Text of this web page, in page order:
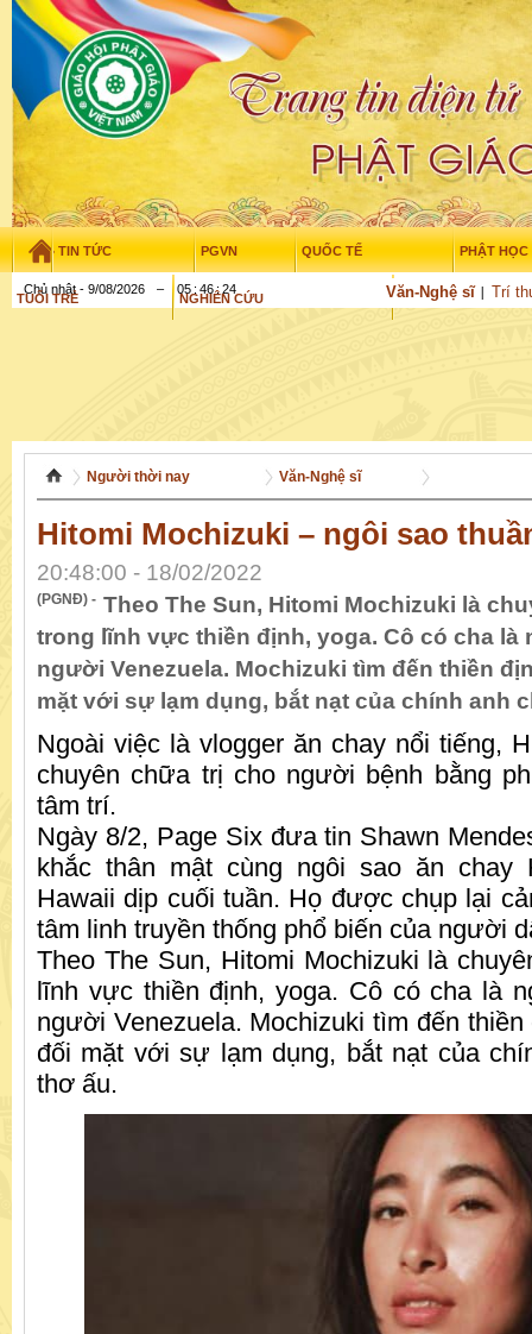
TIN TỨC PGVN QUỐC TẾ PHẬT HỌC
Văn-Nghệ sĩ Trí
TUỔI TRẺ NGHIÊN CỨU VĂN HỌC
Chủ nhật - 9/08/2026 – 05 : 46:24
Người thời nay Văn-Nghệ sĩ
Hitomi Mochizuki – ngôi sao
20:48:00 - 18/02/2022
(PGNĐ) - Theo The Sun, Hitomi Mochizuki là
trong lĩnh vực thiền định, yoga. Cô có cha là
người Venezuela. Mochizuki tìm đến thiền
mặt với sự lạm dụng, bắt nạt của chính anh
Ngoài việc là vlogger ăn chay nổi tiếng,
chuyên chữa trị cho người bệnh bằng
tâm trí.
Ngày 8/2, Page Six đưa tin Shawn
khắc thân mật cùng ngôi sao ăn chay
Hawaii dịp cuối tuần. Họ được chụp lại
tâm linh truyền thống phổ biến của người
Theo The Sun, Hitomi Mochizuki là
lĩnh vực thiền định, yoga. Cô có cha là
người Venezuela. Mochizuki tìm đến
đối mặt với sự lạm dụng, bắt nạt của
thơ ấu.